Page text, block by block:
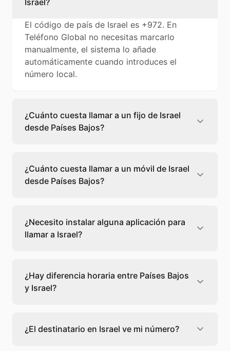
Israel?
El código de país de Israel es +972. En
Teléfono Global no necesitas marcarlo
manualmente, el sistema lo añade
automáticamente cuando introduces el
número local.
¿Cuánto cuesta llamar a un fijo de Israel
desde Países Bajos?
cuesta 0,46 €/min con Teléfono Global. Verás
el precio exacto antes de marcar para que
sepas qué vas a gastar.
¿Cuánto cuesta llamar a un móvil de Israel
desde Países Bajos?
Bajos cuesta 0,44 €/min con Teléfono Global.
Pagas solo los minutos que hablas, sin cuotas
ni permanencia.
¿Necesito instalar alguna aplicación para
llamar a Israel?
desde tu navegador web. Solo necesitas una
conexión a internet y podrás llamar
directamente a Israel.
¿Hay diferencia horaria entre Países Bajos
y Israel?
escoge el mejor momento
llamar a a Israel.
¿El destinatario en Israel ve mi número?